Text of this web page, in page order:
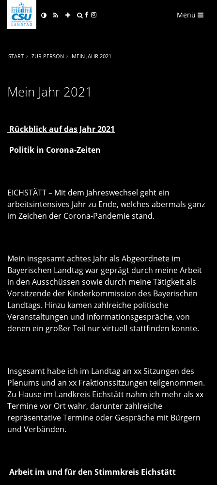
Menü
START ZUR PERSON MEIN JAHR 2021
Mein Jahr 2021
Rückblick auf das Jahr 2021
Politik in Corona-Zeiten
EICHSTÄTT – Mit dem Jahreswechsel geht ein
arbeitsintensives Jahr zu Ende, welches abermals ganz
im Zeichen der Corona-Pandemie stand.
Mein insgesamt achtes Jahr als Abgeordnete im
Bayerischen Landtag war geprägt durch meine Arbeit
in den Ausschüssen sowie durch meine Tätigkeit als
Vorsitzende der Kinderkommission des Bayerischen
Landtags. Hinzu kamen zahlreiche politische
Veranstaltungen und Informationsgespräche, von
denen ein großer Teil nur virtuell stattfinden konnte.
Insgesamt habe ich im Landtag an xx Sitzungen des
Plenums und an xx Fraktionssitzungen teilgenommen.
Zu Hause im Landkreis Eichstätt nahm ich mehr als xx
Termine vor Ort wahr, darunter zahlreiche
repräsentative Termine oder Gespräche mit Bürgern
und Verbänden.
Arbeit im und für den Stimmkreis Eichstätt